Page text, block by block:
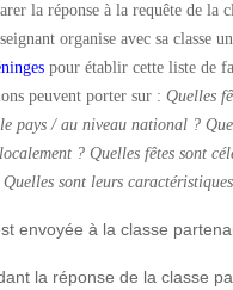
la réponse à la requête de la
organise avec sa classe
pour établir cette liste de
peuvent porter sur : Quelles
pays / au niveau national ?
? Quelles fêtes sont
sont leurs
envoyée à la classe
la réponse de la classe